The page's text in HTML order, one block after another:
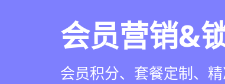
智慧养生馆
一站式解决养生馆预约
会员营销&
会员积分、套餐定制、
预约与工位
在线预约、智能排班、
健康档案与
客户体质记录、服务方